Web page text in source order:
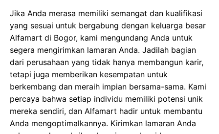
Jika Anda merasa memiliki semangat dan kualifikasi
yang sesuai untuk bergabung dengan keluarga besar
Alfamart di Bogor, kami mengundang Anda untuk
segera mengirimkan lamaran Anda. Jadilah bagian
dari perusahaan yang tidak hanya membangun karir,
tetapi juga memberikan kesempatan untuk
berkembang dan meraih impian bersama-sama. Kami
percaya bahwa setiap individu memiliki potensi unik
mereka sendiri, dan Alfamart hadir untuk membantu
Anda mengoptimalkannya. Kirimkan lamaran Anda